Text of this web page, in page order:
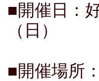
■開催日：
（日）
■開催場所